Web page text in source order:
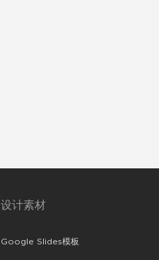
设计素材
Google Slides模板